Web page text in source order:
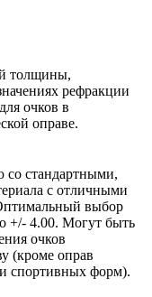
толщины,
рефракции
очков в
оправе.
со стандартными,
с отличными
выбор
+/- 4.00. Могут быть
очков
(кроме оправ
спортивных форм).